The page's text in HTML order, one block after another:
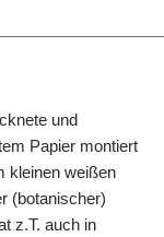
und
Papier montiert
kleinen weißen
(botanischer)
z.T. auch in